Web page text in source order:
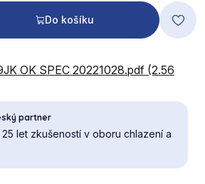
Do košíku
OK SPEC 20221028.pdf (2.56
partner
let zkušeností v oboru chlazení a